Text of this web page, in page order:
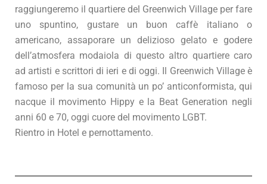
raggiungeremo il quartiere del Greenwich Village per fare
uno spuntino, gustare un buon caffè italiano o
americano, assaporare un delizioso gelato e godere
dell’atmosfera modaiola di questo altro quartiere caro
ad artisti e scrittori di ieri e di oggi. Il Greenwich Village è
famoso per la sua comunità un po’ anticonformista, qui
nacque il movimento Hippy e la Beat Generation negli
anni 60 e 70, oggi cuore del movimento LGBT.
Rientro in Hotel e pernottamento.